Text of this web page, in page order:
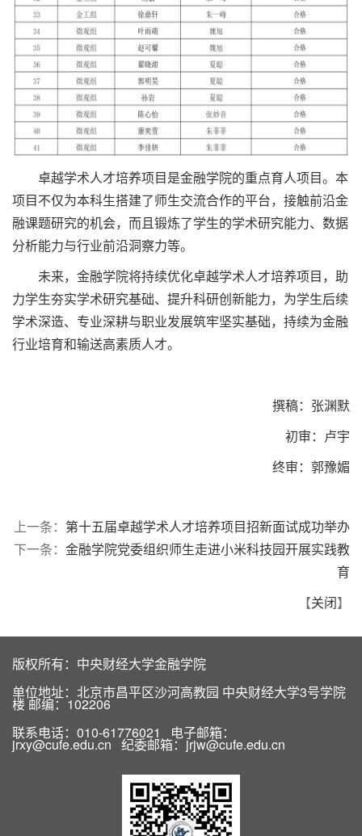
卓越学术人才培养项目是金融学院的重点育人项目。本
项目不仅为本科生搭建了师生交流合作的平台，接触前沿金
融课题研究的机会，而且锻炼了学生的学术研究能力、数据
分析能力与行业前沿洞察力等。
未来，金融学院将持续优化卓越学术人才培养项目，助
力学生夯实学术研究基础、提升科研创新能力，为学生后续
学术深造、专业深耕与职业发展筑牢坚实基础，持续为金融
行业培育和输送高素质人才。
撰稿：张渊默
初审：卢宇
终审：郭豫媚
上一条： 第十五届卓越学术人才培养项目招新面试成功举办
下一条： 金融学院党委组织师生走进小米科技园开展实践教
育
【关闭】
版权所有：中央财经大学金融学院
单位地址：北京市昌平区沙河高教园 中央财经大学3号学院
楼 邮编：102206
联系电话：010-61776021 电子邮箱：
jrxy@cufe.edu.cn 纪委邮箱：jrjw@cufe.edu.cn